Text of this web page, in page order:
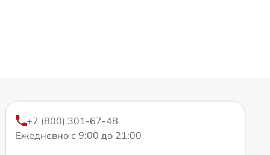
+7 (800) 301-67-48
Ежедневно с 9:00 до 21:00